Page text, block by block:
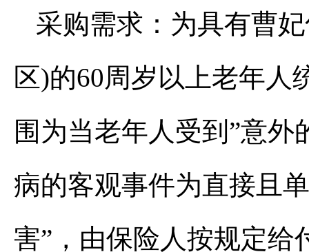
采购需求：为具有曹
区)的60周岁以上老年人
围为当老年人受到”意
病的客观事件为直接且
害”，由保险人按规定给